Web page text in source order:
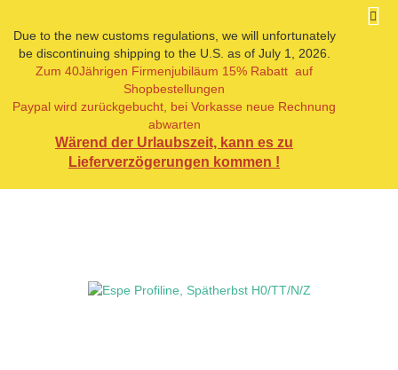
Due to the new customs regulations, we will unfortunately
be discontinuing shipping to the U.S. as of July 1, 2026.
Zum 40Jährigen Firmenjubiläum 15% Rabatt auf
Shopbestellungen
Paypal wird zurückgebucht, bei Vorkasse neue Rechnung
abwarten
Wärend der Urlaubszeit, kann es zu
Lieferverzögerungen kommen !
« Erster « zurück weiter »
Letzter »
Artikel in dieser Kategorie
Espe Profiline, Spätherbst H0/TT/N/Z